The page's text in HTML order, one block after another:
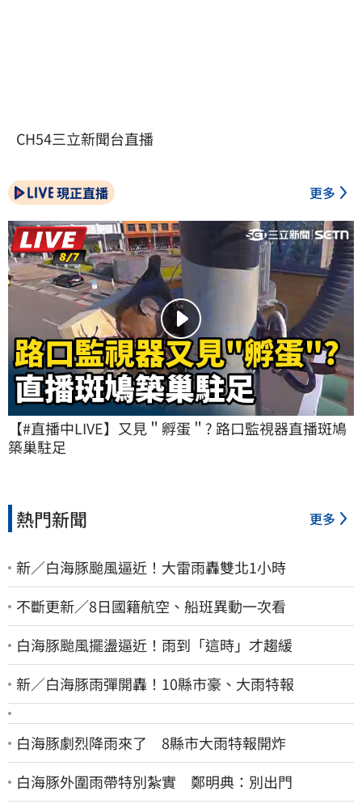
CH54三立新聞台直播
現正直播 更多
【#直播中LIVE】又見＂孵蛋＂? 路口監視器直播斑鳩
築巢駐足
熱門新聞 更多
新／白海豚颱風逼近！大雷雨轟雙北1小時
不斷更新／8日國籍航空、船班異動一次看
白海豚颱風擺盪逼近！雨到「這時」才趨緩
新／白海豚雨彈開轟！10縣市豪、大雨特報
白海豚劇烈降雨來了 8縣市大雨特報開炸
白海豚外圍雨帶特別紮實 鄭明典：別出門